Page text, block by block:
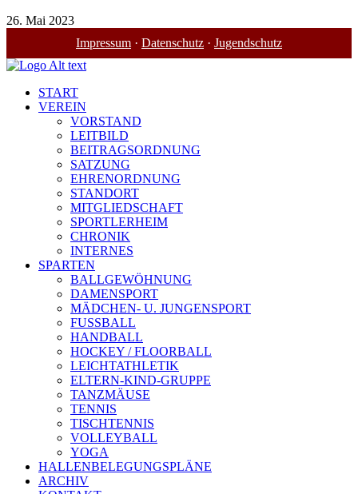
26. Mai 2023
Impressum · Datenschutz · Jugendschutz
START
VEREIN
VORSTAND
LEITBILD
BEITRAGSORDNUNG
SATZUNG
EHRENORDNUNG
STANDORT
MITGLIEDSCHAFT
SPORTLERHEIM
CHRONIK
INTERNES
SPARTEN
BALLGEWÖHNUNG
DAMENSPORT
MÄDCHEN- U. JUNGENSPORT
FUSSBALL
HANDBALL
HOCKEY / FLOORBALL
LEICHTATHLETIK
ELTERN-KIND-GRUPPE
TANZMÄUSE
TENNIS
TISCHTENNIS
VOLLEYBALL
YOGA
HALLENBELEGUNGSPLÄNE
ARCHIV